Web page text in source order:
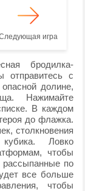
игра
бродилка-
отправитесь с
долине,
Нажимайте
В каждом
до флажка.
столкновения
Ловко
чтобы
рассыпанные по
все больше
чтобы